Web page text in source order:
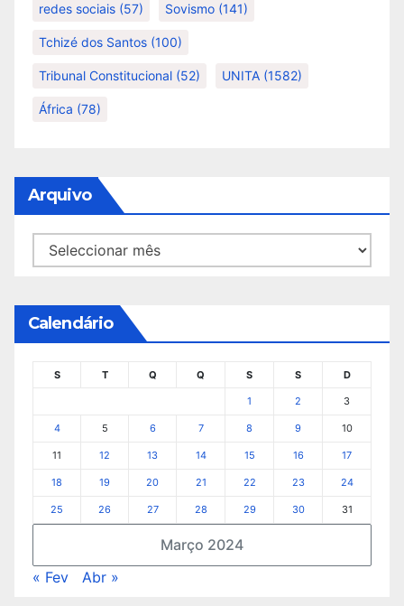
redes sociais (57) Sovismo (141)
Tchizé dos Santos (100)
Tribunal Constitucional (52) UNITA (1582)
África (78)
Arquivo
Arquivo
Calendário
Março 2024
S T Q Q S S D
1 2 3
4 5 6 7 8 9 10
11 12 13 14 15 16 17
18 19 20 21 22 23 24
25 26 27 28 29 30 31
« Fev Abr »